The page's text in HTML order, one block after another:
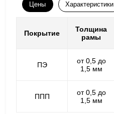
Цены Характеристики
Покрытие
Толщина
рамы
ПЭ
от 0,5 до
1,5 мм
ППП
от 0,5 до
1,5 мм